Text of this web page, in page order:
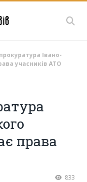
Івано-
учасників АТО
права
833